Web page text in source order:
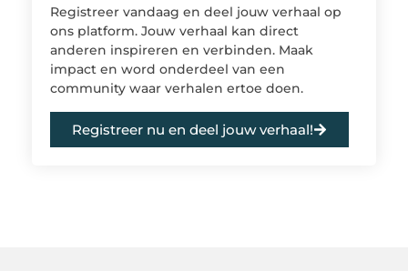
Registreer vandaag en deel jouw verhaal op
ons platform. Jouw verhaal kan direct
anderen inspireren en verbinden. Maak
impact en word onderdeel van een
community waar verhalen ertoe doen.
Registreer nu en deel jouw verhaal!